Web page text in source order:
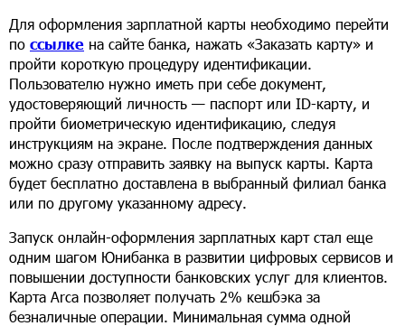
Для оформления зарплатной карты необходимо перейти
по ссылке на сайте банка, нажать «Заказать карту» и
пройти короткую процедуру идентификации.
Пользователю нужно иметь при себе документ,
удостоверяющий личность — паспорт или ID-карту, и
пройти биометрическую идентификацию, следуя
инструкциям на экране. После подтверждения данных
можно сразу отправить заявку на выпуск карты. Карта
будет бесплатно доставлена в выбранный филиал банка
или по другому указанному адресу.
Запуск онлайн-оформления зарплатных карт стал еще
одним шагом Юнибанка в развитии цифровых сервисов и
повышении доступности банковских услуг для клиентов.
Kарта Arca позволяет получать 2% кешбэка за
безналичные операции. Минимальная сумма одной